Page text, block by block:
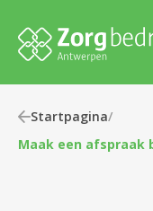
Startpagina/
Maak een afspraak